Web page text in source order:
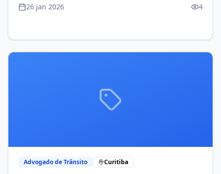
26 jan 2026
4
Advogado de Trânsito Curitiba